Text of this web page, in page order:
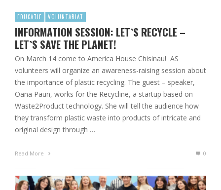
EDUCATIE VOLUNTARIAT
INFORMATION SESSION: LET`S RECYCLE –
LET`S SAVE THE PLANET!
On March 14 come to America House Chisinau! AS
volunteers will organize an awareness-raising session about
the importance of plastic recycling. The guest – speaker,
Oana Paun, works for the Recycline, a startup based on
Waste2Product technology. She will tell the audience how
they transform plastic waste into products of intricate and
original design through …
Read More 0